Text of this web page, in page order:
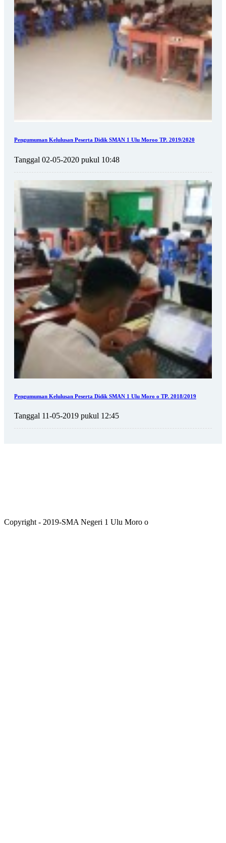
Pengumuman Kelulusan Peserta Didik SMAN 1 Ulu Moroo TP. 2019/2020
Tanggal 02-05-2020 pukul 10:48
Pengumuman Kelulusan Peserta Didik SMAN 1 Ulu Moro o TP. 2018/2019
Tanggal 11-05-2019 pukul 12:45
Copyright - 2019-SMA Negeri 1 Ulu Moro o